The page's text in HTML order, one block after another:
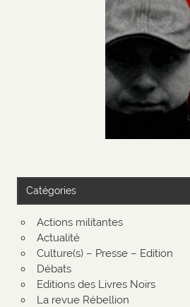
Catégories
Actions militantes
Actualité
Culture(s) – Presse – Edition
Débats
Editions des Livres Noirs
La revue Rébellion